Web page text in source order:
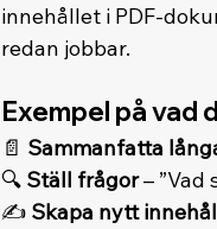
innehållet i PDF-
redan jobbar.
Exempel på vad
📄 Sammanfatta
🔍 Ställ frågor – ”Vad
✍️ Skapa nytt